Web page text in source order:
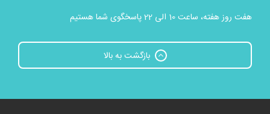
هفت روز هفته، ساعت 10 الی 22 پاسخگوی شما هستیم
بازگشت به بالا